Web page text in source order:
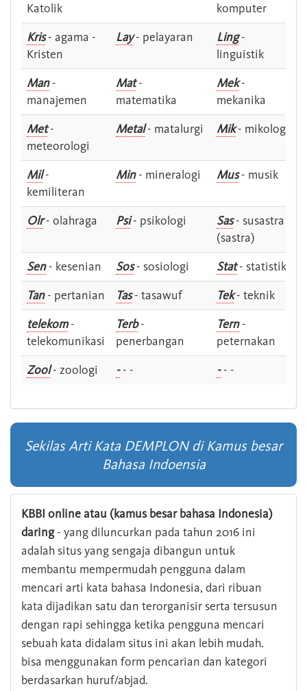
Katolik
komputer
Kris- agama -
Kristen
Lay- pelayaran Ling-
linguistik
Man-
manajemen
Mat-
matematika
Mek-
mekanika
Met-
meteorologi
Metal- matalurgi Mik- mikologi
Mil-
kemiliteran
Min- mineralogi Mus- musik
Olr- olahraga Psi- psikologi Sas- susastra -
(sastra)
Sen- kesenian Sos- sosiologi Stat- statistik
Tan- pertanian Tas- tasawuf Tek- teknik
telekom-
telekomunikasi
Terb-
penerbangan
Tern-
peternakan
Zool- zoologi -- - -- -
Sekilas Arti Kata DEMPLON di Kamus besar
Bahasa Indoensia
KBBI online atau (kamus besar bahasa Indonesia)
daring- yang diluncurkan pada tahun 2016 ini
adalah situs yang sengaja dibangun untuk
membantu mempermudah pengguna dalam
mencari arti kata bahasa Indonesia, dari ribuan
kata dijadikan satu dan terorganisir serta tersusun
dengan rapi sehingga ketika pengguna mencari
sebuah kata didalam situs ini akan lebih mudah.
bisa menggunakan form pencarian dan kategori
berdasarkan huruf/abjad.